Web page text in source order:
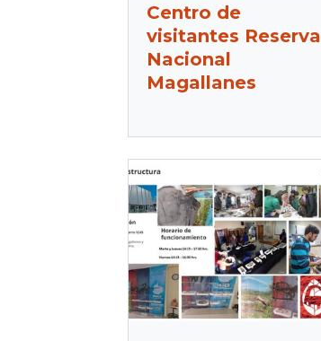
Centro de
visitantes Reserva
Nacional
Magallanes